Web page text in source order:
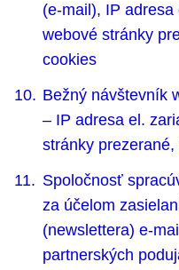
(e-mail), IP
webové stránky
cookies
Bežný návštevník
– IP adresa el.
stránky
Spoločnosť
za účelom
(newslettera) e-
partnerských